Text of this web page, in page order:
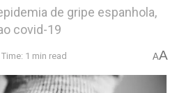
de gripe espanhola,
covid-19
1 min read AA